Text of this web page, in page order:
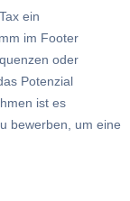
ein
im Footer
oder
Potenzial
ist es
bewerben, um eine